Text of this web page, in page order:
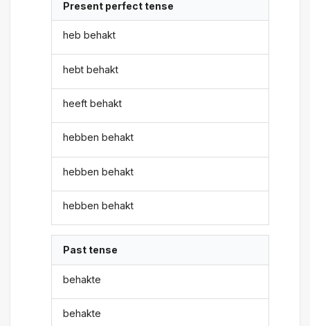
Present perfect tense
heb behakt
hebt behakt
heeft behakt
hebben behakt
hebben behakt
hebben behakt
Past tense
behakte
behakte